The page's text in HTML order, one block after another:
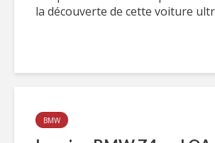
la découverte de cette voiture
BMW